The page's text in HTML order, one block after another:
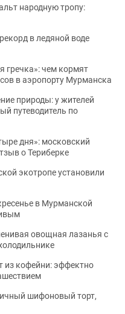
народную тропу:
в ледяной воде
гречка»: чем кормят
в аэропорту Мурманска
природы: у жителей
путеводитель по
дня»: московский
о Териберке
экотропе установили
в Мурманской
овощная лазанья с
из кофейни: эффектно
шифоновый торт,